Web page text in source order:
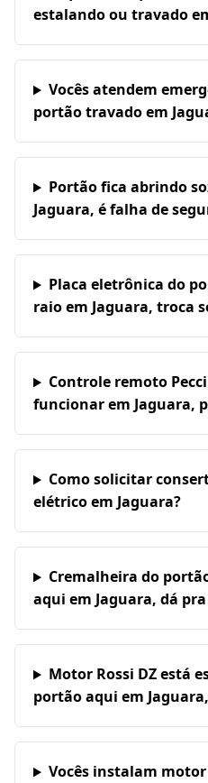
estalando ou travado
Vocês atendem
portão travado em
Portão fica abrindo
Jaguara, é falha de
Placa eletrônica do
raio em Jaguara, troca
Controle remoto
funcionar em Jaguara,
Como solicitar
elétrico em Jaguara?
Cremalheira do
aqui em Jaguara, dá
Motor Rossi DZ está
portão aqui em
Vocês instalam